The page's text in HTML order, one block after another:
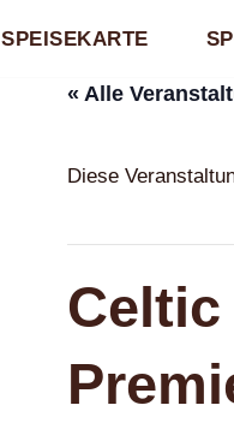
SPEISEKARTE
« Alle
Diese